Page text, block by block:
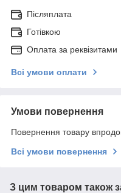
Післяплата
Готівкою
Оплата за реквізитами
Всі умови оплати
Умови повернення
Повернення товару
Всі умови повернення
З цим товаром також